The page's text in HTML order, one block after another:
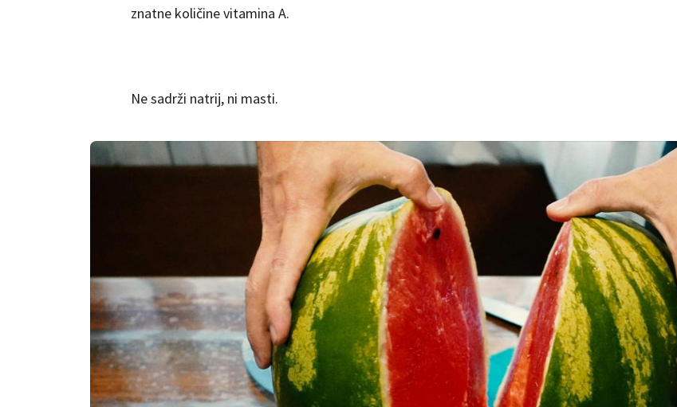
znatne količine vitamina A.
Ne sadrži natrij, ni masti.